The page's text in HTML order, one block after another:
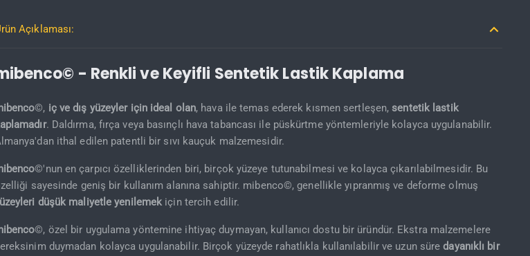
Açıklaması:
- Renkli ve Keyifli Sentetik Lastik Kaplama
©, iç ve dış yüzeyler için ideal olan, hava ile temas ederek kısmen sertleşen, sentetik lastik
. Daldırma, fırça veya basınçlı hava tabancası ile püskürtme yöntemleriyle kolayca uygulanabilir.
ithal edilen patentli bir sıvı kauçuk malzemesidir.
©'nun en çarpıcı özelliklerinden biri, birçok yüzeye tutunabilmesi ve kolayca çıkarılabilmesidir. Bu
sayesinde geniş bir kullanım alanına sahiptir. mibenco©, genellikle yıpranmış ve deforme olmuş
düşük maliyetle yenilemek için tercih edilir.
©, özel bir uygulama yöntemine ihtiyaç duymayan, kullanıcı dostu bir üründür. Ekstra malzemelere
duymadan kolayca uygulanabilir. Birçok yüzeyde rahatlıkla kullanılabilir ve uzun süredayanıklı bir